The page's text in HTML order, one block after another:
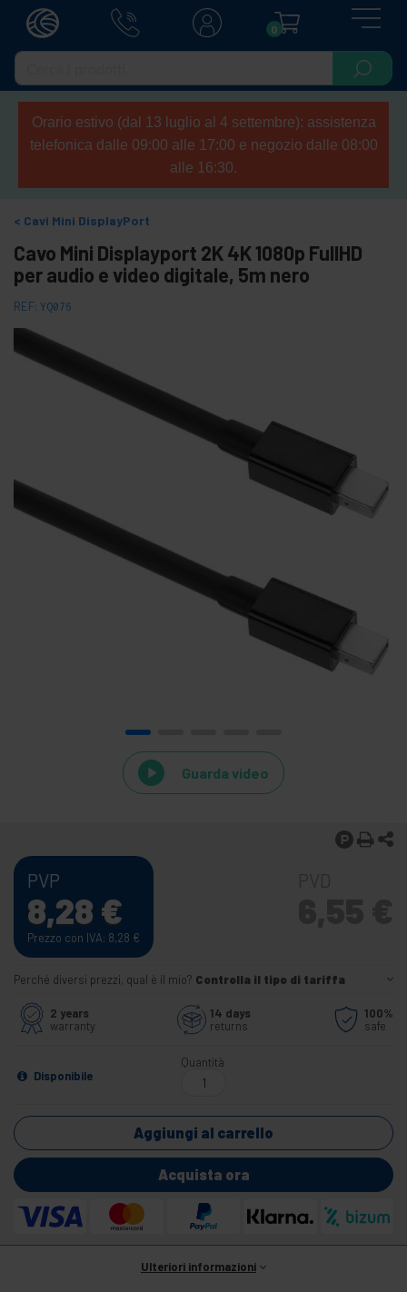
0
Orario estivo (dal 13 luglio al 4 settembre): assistenza
telefonica dalle 09:00 alle 17:00 e negozio dalle 08:00
alle 16:30.
Cavi Mini DisplayPort
Cavo Mini Displayport 2K 4K 1080p FullHD
per audio e video digitale, 5m nero
REF: YQ076
Guarda video
PVP
8,28 €
Prezzo con IVA: 8,28 €
Perché diversi prezzi, qual è il mio? Controlla il tipo di tariffa
2 years
warranty
14 days
returns
100%
safe
Disponibile
Quantità
Aggiungi al carrello
Acquista ora
Ulteriori informazioni